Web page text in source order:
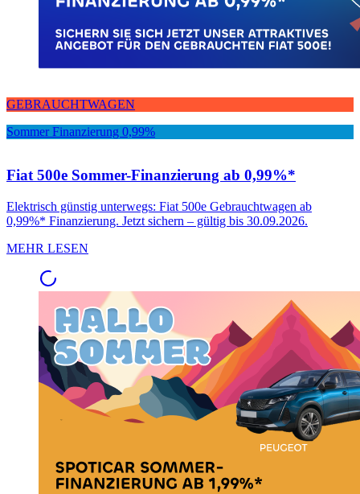
GEBRAUCHTWAGEN
Sommer Finanzierung 0,99%
Fiat 500e Sommer-Finanzierung ab 0,99%*
Elektrisch günstig unterwegs: Fiat 500e Gebrauchtwagen ab
0,99%* Finanzierung. Jetzt sichern – gültig bis 30.09.2026.
MEHR LESEN